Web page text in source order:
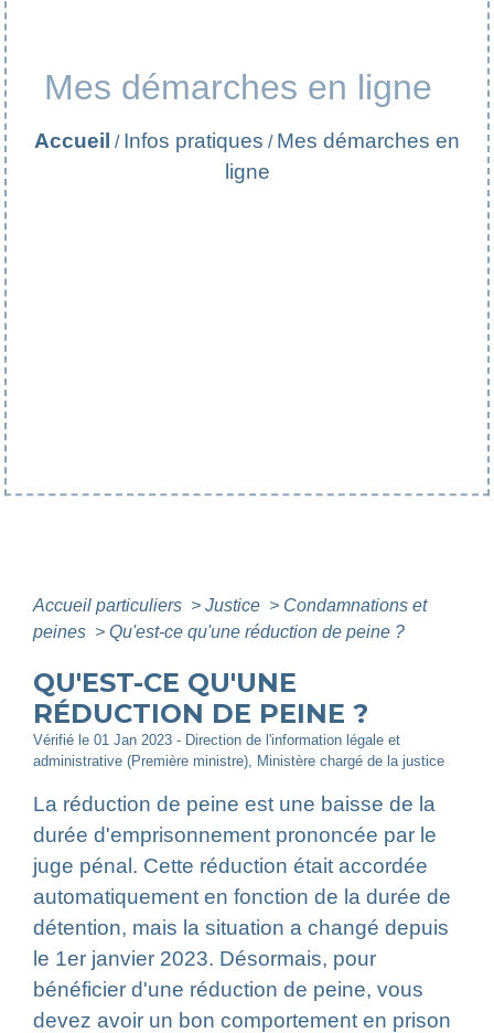
Mes démarches en ligne
Accueil / Infos pratiques / Mes démarches en
ligne
Accueil particuliers > Justice > Condamnations et
peines > Qu'est-ce qu'une réduction de peine ?
QU'EST-CE QU'UNE
RÉDUCTION DE PEINE ?
Vérifié le 01 Jan 2023 - Direction de l'information légale et
administrative (Première ministre), Ministère chargé de la justice
La réduction de peine est une baisse de la
durée d'emprisonnement prononcée par le
juge pénal. Cette réduction était accordée
automatiquement en fonction de la durée de
détention, mais la situation a changé depuis
le 1er janvier 2023. Désormais, pour
bénéficier d'une réduction de peine, vous
devez avoir un bon comportement en prison